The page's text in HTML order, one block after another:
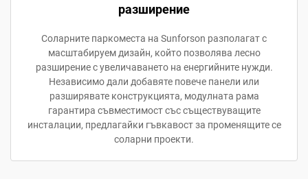
разширение
Соларните паркоместа на Sunforson разполагат с
масштабируем дизайн, който позволява лесно
разширение с увеличаването на енергийните нужди.
Независимо дали добавяте повече панели или
разширявате конструкцията, модулната рама
гарантира съвместимост със съществуващите
инсталации, предлагайки гъвкавост за променящите се
соларни проекти.